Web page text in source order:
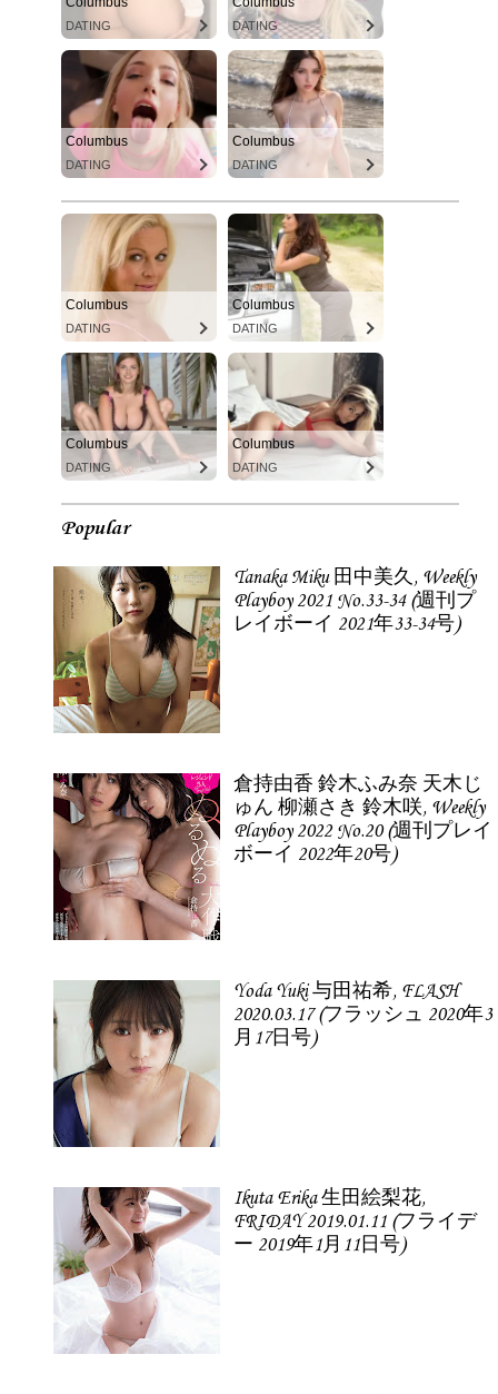
DATING DATING
Columbus
DATING
Columbus
DATING
Columbus
DATING
Columbus
DATING
Columbus
DATING
Columbus
DATING
Popular
Tanaka Miku 田中美久, Weekly
Playboy 2021 No.33-34 (週刊プ
レイボーイ 2021年33-34号)
倉持由香 鈴木ふみ奈 天木じ
ゅん 柳瀬さき 鈴木咲, Weekly
Playboy 2022 No.20 (週刊プレイ
ボーイ 2022年20号)
Yoda Yuki 与田祐希, FLASH
2020.03.17 (フラッシュ 2020年3
月17日号)
Ikuta Erika 生田絵梨花,
FRIDAY 2019.01.11 (フライデ
ー 2019年1月11日号)